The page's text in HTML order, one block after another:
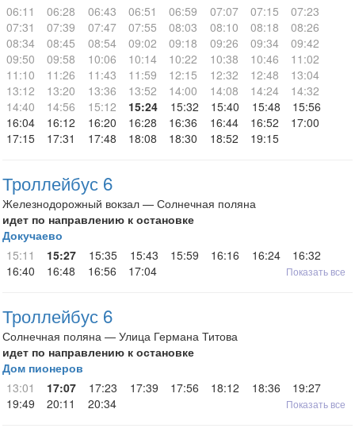
06:11
06:28 06:43 06:51 06:59 07:07 07:15
07:23
07:31
07:39 07:47 07:55 08:03 08:10 08:18
08:26
08:34
08:45 08:54 09:02 09:18 09:26 09:34
09:42
09:50
09:58 10:06 10:14 10:22 10:38 10:46
11:02
11:10
11:26 11:43 11:59 12:15 12:32 12:48
13:04
13:12
13:20 13:36 13:52 14:00 14:08 14:24
14:32
14:40
14:56 15:12 15:24 15:32 15:40 15:48
15:56
16:04
16:12 16:20 16:28 16:36 16:44 16:52
17:00
17:15
17:31 17:48 18:08 18:30 18:52 19:15
Троллейбус 6
Железнодорожный вокзал — Солнечная поляна
идет по направлению к остановке
Докучаево
15:11
15:27 15:35 15:43 15:59 16:16 16:24
16:32
16:40
16:48 16:56 17:04 Показать все
Троллейбус 6
Солнечная поляна — Улица Германа Титова
идет по направлению к остановке
Дом пионеров
13:01
17:07 17:23 17:39 17:56 18:12 18:36
19:27
19:49
20:11 20:34 Показать все